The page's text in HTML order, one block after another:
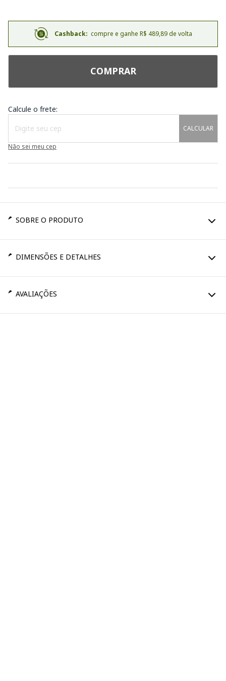
Cashback: compre e ganhe R$ 489,89 de volta
COMPRAR
Calcule o frete:
CALCULAR
Não sei meu cep
SOBRE O PRODUTO
DIMENSÕES E DETALHES
AVALIAÇÕES